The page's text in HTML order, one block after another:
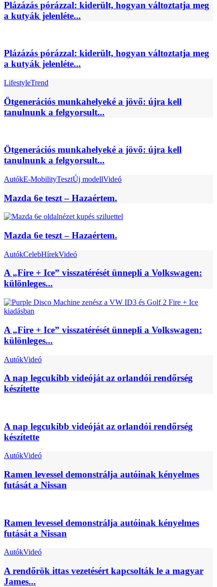
Plázázás pórázzal: kiderült, hogyan változtatja meg
a kutyák jelenléte...
Plázázás pórázzal: kiderült, hogyan változtatja meg
a kutyák jelenléte...
LifestyleTrend
Ötgenerációs munkahelyeké a jövő: újra kell
tanulnunk a felgyorsult...
Ötgenerációs munkahelyeké a jövő: újra kell
tanulnunk a felgyorsult...
AutókE-MobilityTesztÚj modellVideó
Mazda 6e teszt – Hazaértem.
Mazda 6e teszt – Hazaértem.
AutókCelebHírekVideó
A „Fire + Ice” visszatérését ünnepli a Volkswagen:
különleges...
A „Fire + Ice” visszatérését ünnepli a Volkswagen:
különleges...
AutókVideó
A nap legcukibb videóját az orlandói rendőrség
készítette
A nap legcukibb videóját az orlandói rendőrség
készítette
AutókVideó
Ramen levessel demonstrálja autóinak kényelmes
futását a Nissan
Ramen levessel demonstrálja autóinak kényelmes
futását a Nissan
AutókVideó
A rendőrök ittas vezetésért kapcsolták le a magyar
James...